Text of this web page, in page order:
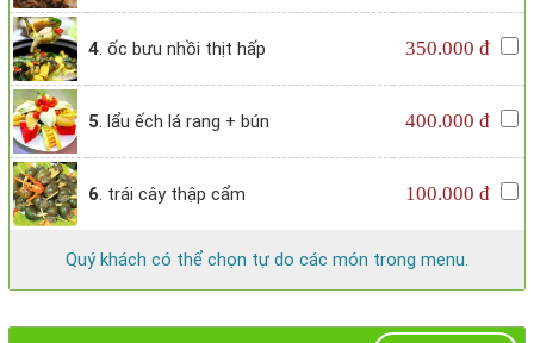
4. ốc bưu nhồi thịt hấp 350.000 đ
5. lẩu ếch lá rang + bún 400.000 đ
6. trái cây thập cẩm 100.000 đ
Quý khách có thể chọn tự do các món trong menu.